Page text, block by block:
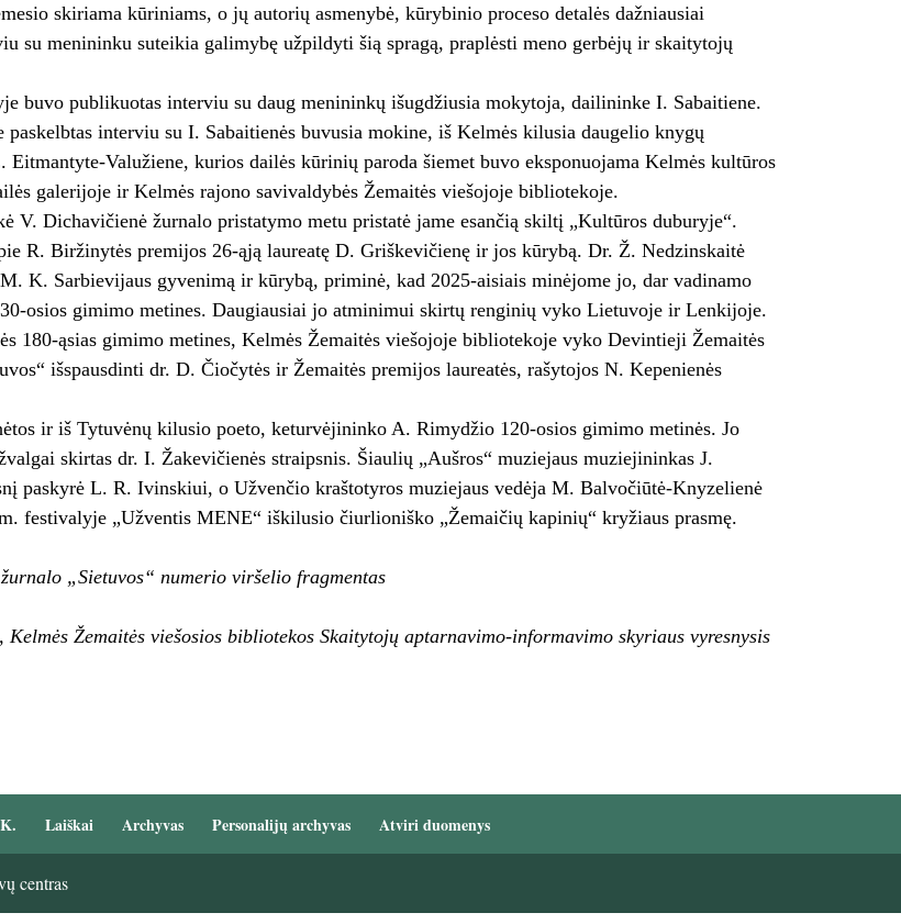
skiriama kūriniams, o jų autorių asmenybė, kūrybinio proceso detalės dažniausiai
su menininku suteikia galimybę užpildyti šią spragą, praplėsti meno gerbėjų ir skaitytojų
buvo publikuotas interviu su daug menininkų išugdžiusia mokytoja, dailininke I. Sabaitiene.
paskelbtas interviu su I. Sabaitienės buvusia mokine, iš Kelmės kilusia daugelio knygų
Valužiene, kurios dailės kūrinių paroda šiemet buvo eksponuojama Kelmės kultūros
galerijoje ir Kelmės rajono savivaldybės Žemaitės viešojoje bibliotekoje.
V. Dichavičienė žurnalo pristatymo metu pristatė jame esančią skiltį „Kultūros duburyje“.
R. Biržinytės premijos 26-ąją laureatę D. Griškevičienę ir jos kūrybą. Dr. Ž. Nedzinskaitė
K. Sarbievijaus gyvenimą ir kūrybą, priminė, kad 2025-aisiais minėjome jo, dar vadinamo
osios gimimo metines. Daugiausiai jo atminimui skirtų renginių vyko Lietuvoje ir Lenkijoje.
180-ąsias gimimo metines, Kelmės Žemaitės viešojoje bibliotekoje vyko Devintieji Žemaitės
išspausdinti dr. D. Čiočytės ir Žemaitės premijos laureatės, rašytojos N. Kepenienės
ir iš Tytuvėnų kilusio poeto, keturvėjininko A. Rimydžio 120-osios gimimo metinės. Jo
skirtas dr. I. Žakevičienės straipsnis. Šiaulių „Aušros“ muziejaus muziejininkas J.
paskyrė L. R. Ivinskiui, o Užvenčio kraštotyros muziejaus vedėja M. Balvočiūtė-Knyzelienė
festivalyje „Užventis MENE“ iškilusio čiurlioniško „Žemaičių kapinių“ kryžiaus prasmę.
„Sietuvos“ numerio viršelio fragmentas
Kelmės Žemaitės viešosios bibliotekos Skaitytojų aptarnavimo-informavimo skyriaus vyresnysis
Laiškai Archyvas Personalijų archyvas Atviri duomenys
centras